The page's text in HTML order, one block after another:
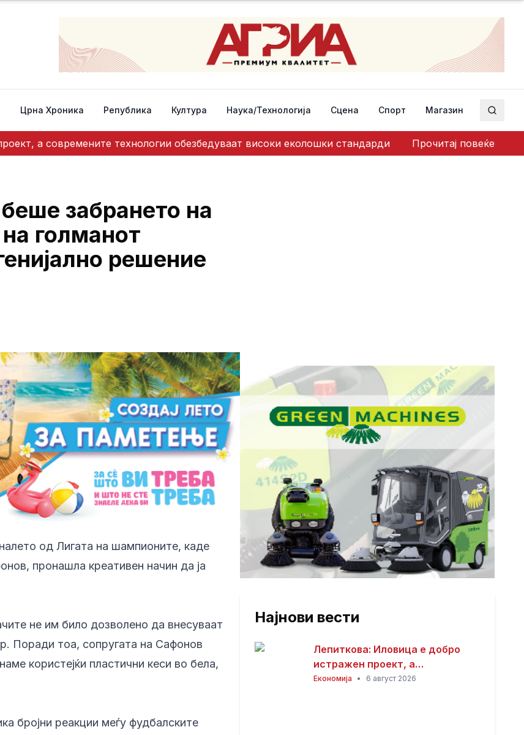
Црна Хроника Република Култура Наука/Технологија Сцена Спорт Магазин
а современите технологии обезбедуваат високи еколошки стандарди Прочитај повеќе
забрането на
голманот
решение
од Лигата на шампионите, каде
пронашла креативен начин да ја
не им било дозволено да внесуваат
Поради тоа, сопругата на Сафонов
користејќи пластични кеси во бела,
бројни реакции меѓу фудбалските
Најнови вести
Лепиткова: Иловица е добро
истражен проект, а
современите технологии
Економија • 6 август 2026